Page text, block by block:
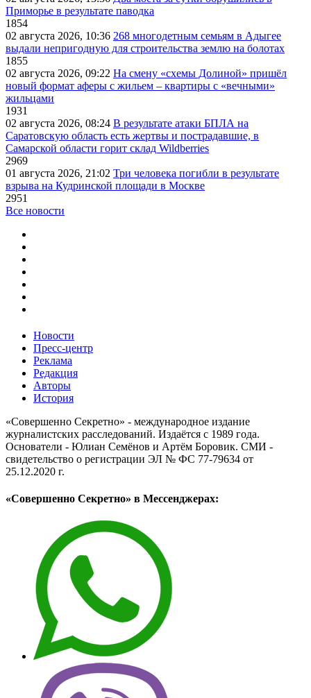
Приморье в результате паводка
1854
02 августа 2026, 10:36 268 многодетным семьям в Адыгее
выдали непригодную для строительства землю на болотах
1855
02 августа 2026, 09:22 На смену «схемы Долиной» пришёл
новый формат аферы с жильем – квартиры с «вечными»
жильцами
1931
02 августа 2026, 08:24 В результате атаки БПЛА на
Саратовскую область есть жертвы и пострадавшие, в
Самарской области горит склад Wildberries
2969
01 августа 2026, 21:02 Три человека погибли в результате
взрыва на Кудринской площади в Москве
2951
Все новости
Новости
Пресс-центр
Реклама
Редакция
Авторы
История
«Совершенно Секретно» - международное издание
журналистских расследований. Издаётся с 1989 года.
Основатели - Юлиан Семёнов и Артём Боровик. CМИ -
свидетельство о регистрации ЭЛ № ФС 77-79634 от
25.12.2020 г.
«Совершенно Секретно» в Мессенджерах: